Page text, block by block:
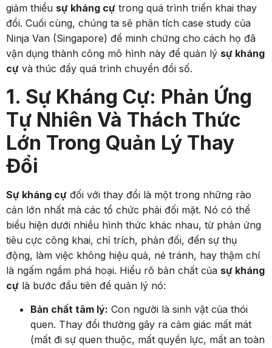
giảm thiểu sự kháng cự trong quá trình triển khai thay
đổi. Cuối cùng, chúng ta sẽ phân tích case study của
Ninja Van (Singapore) để minh chứng cho cách họ đã
vận dụng thành công mô hình này để quản lý sự kháng
cự và thúc đẩy quá trình chuyển đổi số.
1. Sự Kháng Cự: Phản Ứng
Tự Nhiên Và Thách Thức
Lớn Trong Quản Lý Thay
Đổi
Sự kháng cự đối với thay đổi là một trong những rào
cản lớn nhất mà các tổ chức phải đối mặt. Nó có thể
biểu hiện dưới nhiều hình thức khác nhau, từ phản ứng
tiêu cực công khai, chỉ trích, phản đối, đến sự thụ
động, làm việc không hiệu quả, né tránh, hay thậm chí
là ngấm ngầm phá hoại. Hiểu rõ bản chất của sự kháng
cự là bước đầu tiên để quản lý nó:
Bản chất tâm lý: Con người là sinh vật của thói
quen. Thay đổi thường gây ra cảm giác mất mát
(mất đi sự quen thuộc, mất quyền lực, mất an toàn